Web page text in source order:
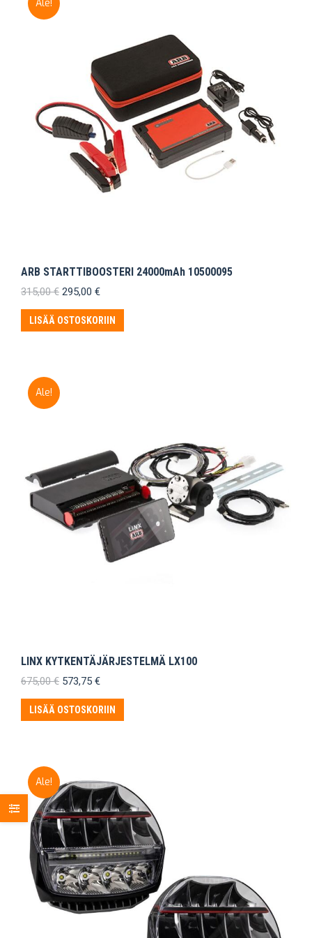
Ale!
ARB STARTTIBOOSTERI 24000mAh 10500095
315,00€ Alkuperäinen
oli:
315,00 €.
295,00 €Nykyinen
on:
295,00 €.
LISÄÄ OSTOSKORIIN
Ale!
LINX KYTKENTÄJÄRJESTELMÄ LX100
675,00€ Alkuperäinen
oli:
675,00 €.
573,75 €Nykyinen
on:
573,75 €.
LISÄÄ OSTOSKORIIN
Ale!